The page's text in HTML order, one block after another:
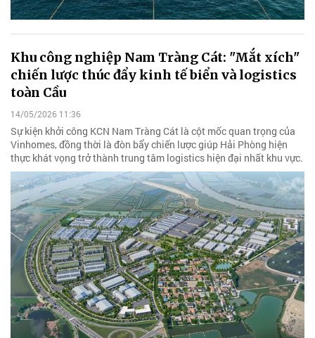
Khu công nghiệp Nam Tràng Cát: "Mắt xích"
chiến lược thúc đẩy kinh tế biển và logistics
toàn Cầu
14/05/2026 11:36
Sự kiện khởi công KCN Nam Tràng Cát là cột mốc quan trọng của
Vinhomes, đồng thời là đòn bẩy chiến lược giúp Hải Phòng hiện
thực khát vọng trở thành trung tâm logistics hiện đại nhất khu vực.